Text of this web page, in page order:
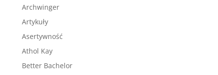
Archwinger
Artykuły
Asertywność
Athol Kay
Better Bachelor